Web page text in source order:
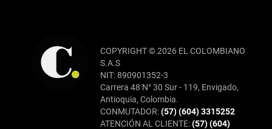
COPYRIGHT © 2026 EL COLOMBIANO
S.A.S
NIT: 890901352-3
Carrera 48 N° 30 Sur - 119, Envigado,
Antioquia, Colombia.
CONMUTADOR:(57) (604) 3315252
ATENCIÓN AL CLIENTE:(57) (604)